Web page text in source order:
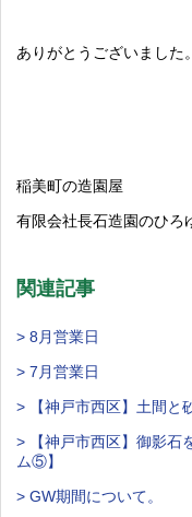
ありがとうございました。
稲美町の造園屋
有限会社長石造園のひろ
関連記事
> 8月営業日
> 7月営業日
> 【神戸市西区】土間と
> 【神戸市西区】御影石
ム⑤】
> GW期間について。